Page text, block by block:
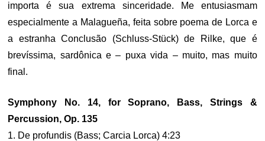
importa é sua extrema sinceridade. Me entusiasmam
especialmente a Malagueña, feita sobre poema de Lorca e
a estranha Conclusão (Schluss-Stück) de Rilke, que é
brevíssima, sardônica e – puxa vida – muito, mas muito
final.
Symphony No. 14, for Soprano, Bass, Strings &
Percussion, Op. 135
1. De profundis (Bass; Carcia Lorca) 4:23